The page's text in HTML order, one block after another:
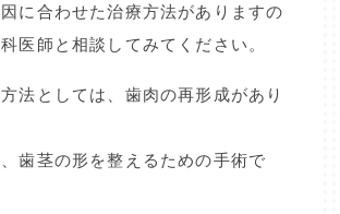
に合わせた治療方法がありますの
医師と相談してみてください。
法としては、歯肉の再形成があり
歯茎の形を整えるための手術で